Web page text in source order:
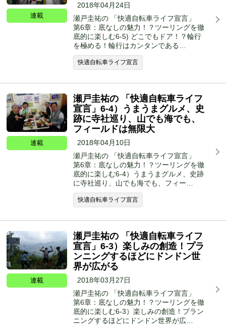
連載
2018年04月24日
瀬戸圭祐の 「快適自転車ライフ宣言」
第6章：底なしの魅力！？ツーリングを徹
底的に楽しむ6-5) どこでもドア！？輪行
を極める！輪行はカンタンである…
快適自転車ライフ宣言
連載
瀬戸圭祐の 「快適自転車ライフ
宣言」6-4）うまうまグルメ、史
跡に寺社巡り、山でも海でも、
フィールドは無限大
2018年04月10日
瀬戸圭祐の 「快適自転車ライフ宣言」
第6章：底なしの魅力！？ツーリングを徹
底的に楽しむ6-4）うまうまグルメ、史跡
に寺社巡り、山でも海でも、フィー…
快適自転車ライフ宣言
連載
瀬戸圭祐の 「快適自転車ライフ
宣言」6-3）楽しみの創造！プラ
ンニングするほどにドンドン世
界が広がる
2018年03月27日
瀬戸圭祐の 「快適自転車ライフ宣言」
第6章：底なしの魅力！？ツーリングを徹
底的に楽しむ6-3）楽しみの創造！プラン
ニングするほどにドンドン世界が広…